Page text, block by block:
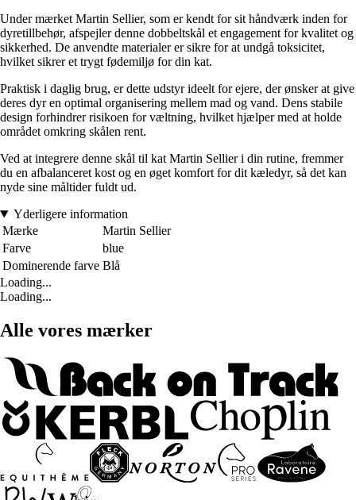
Under mærket Martin Sellier, som er kendt for sit håndværk inden for
dyretillbehør, afspejler denne dobbeltskål et engagement for kvalitet og
sikkerhed. De anvendte materialer er sikre for at undgå toksicitet,
hvilket sikrer et trygt fødemiljø for din kat.
Praktisk i daglig brug, er dette udstyr ideelt for ejere, der ønsker at give
deres dyr en optimal organisering mellem mad og vand. Dens stabile
design forhindrer risikoen for væltning, hvilket hjælper med at holde
området omkring skålen rent.
Ved at integrere denne skål til kat Martin Sellier i din rutine, fremmer
du en afbalanceret kost og en øget komfort for dit kæledyr, så det kan
nyde sine måltider fuldt ud.
Yderligere information
Mærke
Martin Sellier
Farve
blue
Dominerende farve Blå
Loading...
Loading...
Alle vores mærker